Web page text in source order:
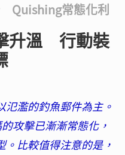
Quishing常態化利
升溫 行動裝
氾濫的釣魚郵件為主。
攻擊已漸漸常態化，
比較值得注意的是，